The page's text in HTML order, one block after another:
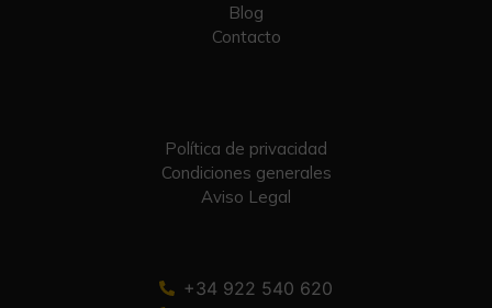
Blog
Contacto
Política de privacidad
Condiciones generales
Aviso Legal
+34 922 540 620